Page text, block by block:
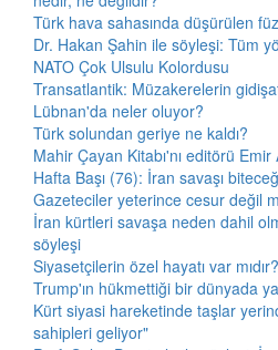
Türk hava sahasında düşürülen
Dr. Hakan Şahin ile söyleşi: Tüm
NATO Çok Ulsulu Kolordusu
Transatlantik: Müzakerelerin
Lübnan'da neler oluyor?
Türk solundan geriye ne kaldı?
Mahir Çayan Kitabı'nı editörü
Hafta Başı (76): İran savaşı
Gazeteciler yeterince cesur değil
İran kürtleri savaşa neden dahil
söyleşi
Siyasetçilerin özel hayatı var mıdır?
Trump'ın hükmettiği bir dünyada
Kürt siyasi hareketinde taşlar
sahipleri geliyor"